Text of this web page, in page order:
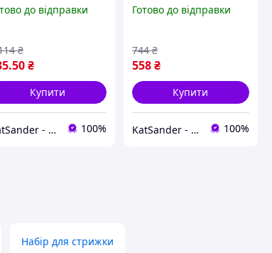
1200
до відправки
.50 ₴
₴
Купити
KatSander - товари для затишку та комфорту 100%
Sokany SK-749
Готово до відправки
558₴
744 ₴
Купити
KatSander - товари для затишку та комфорту 100%
Набір для стрижки